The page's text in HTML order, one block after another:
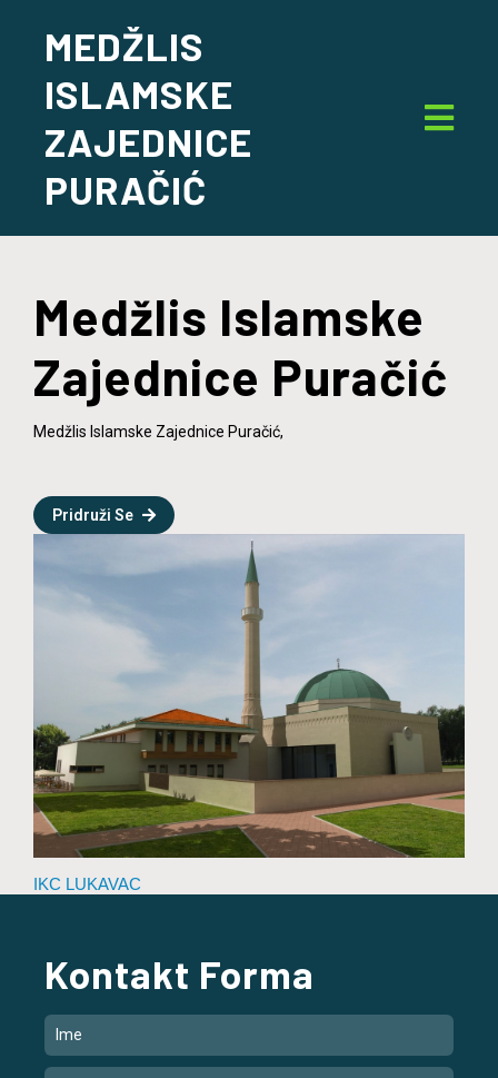
MEDŽLIS
ISLAMSKE
ZAJEDNICE
PURAČIĆ
Medžlis Islamske
Zajednice Puračić
Medžlis Islamske Zajednice Puračić,
Pridruži Se
IKC LUKAVAC
Kontakt Forma